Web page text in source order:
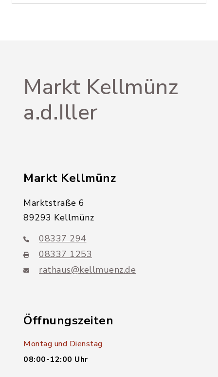
Markt Kellmünz
a.d.Iller
Markt Kellmünz
Marktstraße 6
89293 Kellmünz
08337 294
08337 1253
rathaus@kellmuenz.de
Öffnungszeiten
Montag und Dienstag
08:00-12:00 Uhr